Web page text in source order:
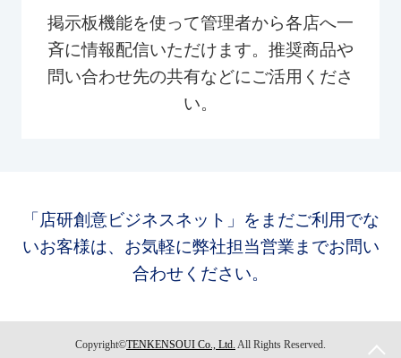
掲示板機能を使って管理者から各店へ一
斉に情報配信いただけます。推奨商品や
問い合わせ先の共有などにご活用くださ
い。
「店研創意ビジネスネット」をまだご利用でな
いお客様は、お気軽に弊社担当営業までお問い
合わせください。
Copyright©TENKENSOUI Co., Ltd. All Rights Reserved.